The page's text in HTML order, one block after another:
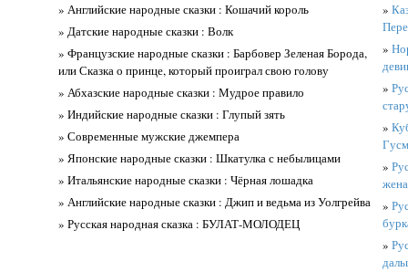
» Английские народные сказки : Кошачий король
» Датские народные сказки : Волк
» Французские народные сказки : Барбовер Зеленая Борода,
или Сказка о принце, который проиграл свою голову
» Абхазские народные сказки : Мудрое правило
» Индийские народные сказки : Глупый зять
» Современные мужские джемпера
» Японские народные сказки : Шкатулка с небылицами
» Итальянские народные сказки : Чёрная лошадка
» Английские народные сказки : Джип и ведьма из Уолгрейва
» Русская народная сказка : БУЛАТ-МОЛОДЕЦ
»
»
»
»
»
жена
»
»